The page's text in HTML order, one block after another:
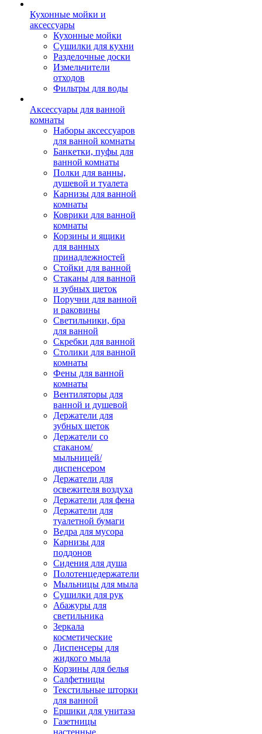
Кухонные мойки и
аксессуары
Кухонные мойки
Сушилки для кухни
Разделочные доски
Измельчители
отходов
Фильтры для воды
Аксессуары для ванной
комнаты
Наборы аксессуаров
для ванной комнаты
Банкетки, пуфы для
ванной комнаты
Полки для ванны,
душевой и туалета
Карнизы для ванной
комнаты
Коврики для ванной
комнаты
Корзины и ящики
для ванных
принадлежностей
Стойки для ванной
Стаканы для ванной
и зубных щеток
Поручни для ванной
и раковины
Светильники, бра
для ванной
Скребки для ванной
Столики для ванной
комнаты
Фены для ванной
комнаты
Вентиляторы для
ванной и душевой
Держатели для
зубных щеток
Держатели со
стаканом/
мыльницей/
диспенсером
Держатели для
освежителя воздуха
Держатели для фена
Держатели для
туалетной бумаги
Ведра для мусора
Карнизы для
поддонов
Сидения для душа
Полотенцедержатели
Мыльницы для мыла
Сушилки для рук
Абажуры для
светильника
Зеркала
косметические
Диспенсеры для
жидкого мыла
Корзины для белья
Салфетницы
Текстильные шторки
для ванной
Ершики для унитаза
Газетницы
настенные